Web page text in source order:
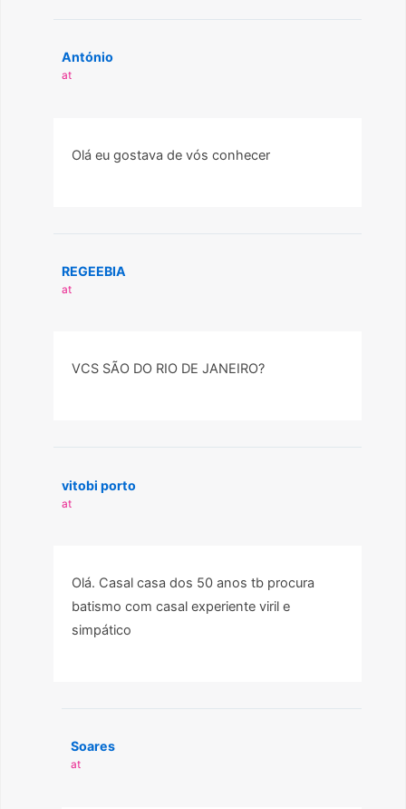
António
at
Olá eu gostava de vós conhecer
REGEEBIA
at
VCS SÃO DO RIO DE JANEIRO?
vitobi porto
at
Olá. Casal casa dos 50 anos tb procura
batismo com casal experiente viril e
simpático
Soares
at